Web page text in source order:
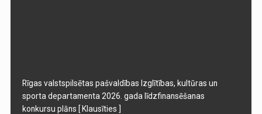
Rīgas valstspilsētas pašvaldības Izglītības, kultūras un
sporta departamenta 2026. gada līdzfinansēšanas
konkursu plāns [ Klausīties ]